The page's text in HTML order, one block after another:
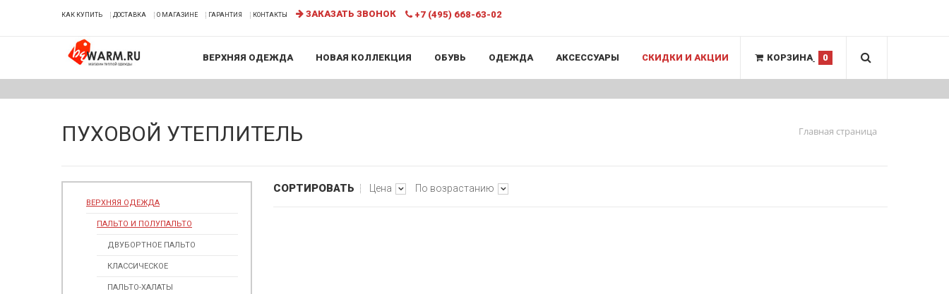
КАК КУПИТЬ ДОСТАВКА О МАГАЗИНЕ ГАРАНТИЯ КОНТАКТЫ ЗАКАЗАТЬ ЗВОНОК +7 (495) 668-63-02
КОРЗИНА 0
ВЕРХНЯЯ ОДЕЖДА НОВАЯ КОЛЛЕКЦИЯ ОБУВЬ ОДЕЖДА АКСЕССУАРЫ СКИДКИ И АКЦИИ
ПУХОВОЙ УТЕПЛИТЕЛЬ Главная страница
ВЕРХНЯЯ ОДЕЖДА
ПАЛЬТО И ПОЛУПАЛЬТО
ДВУБОРТНОЕ ПАЛЬТО
КЛАССИЧЕСКОЕ
ПАЛЬТО-ХАЛАТЫ
СОРТИРОВАТЬ Цена По возрастанию